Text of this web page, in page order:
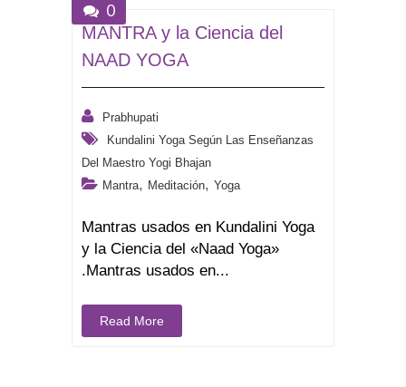
0
MANTRA y la Ciencia del
NAAD YOGA
Prabhupati
Kundalini Yoga Según Las Enseñanzas
Del Maestro Yogi Bhajan
Mantra, Meditación, Yoga
Mantras usados en Kundalini Yoga
y la Ciencia del «Naad Yoga»
.Mantras usados en...
Read More